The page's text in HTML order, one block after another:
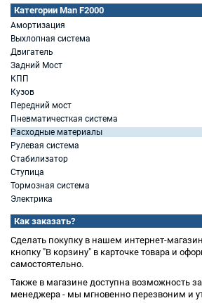
Категории Man F2000
Амортизация
Выхлопная система
Двигатель
Задний Мост
КПП
Кузов
Передний мост
Пневматичесткая система
Расходные материалы
Рулевая система
Стабилизатор
Ступица
Тормозная система
Электрика
Как заказать?
Сделать покупку в нашем интернет-
кнопку "В корзину" в карточке товара и
самостоятельно.
Также в магазине доступна возможность
менеджера - мы мгновенно перезвоним и